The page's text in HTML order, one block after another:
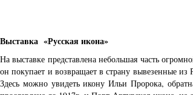
Выставка «Русская икона»
На выставке представлена небольшая часть
он покупает и возвращает в страну вывезенные
Здесь можно увидеть икону Ильи Пророка,